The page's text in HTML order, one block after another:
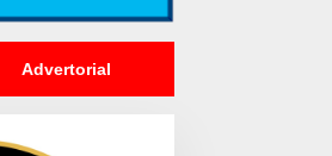
Advertorial